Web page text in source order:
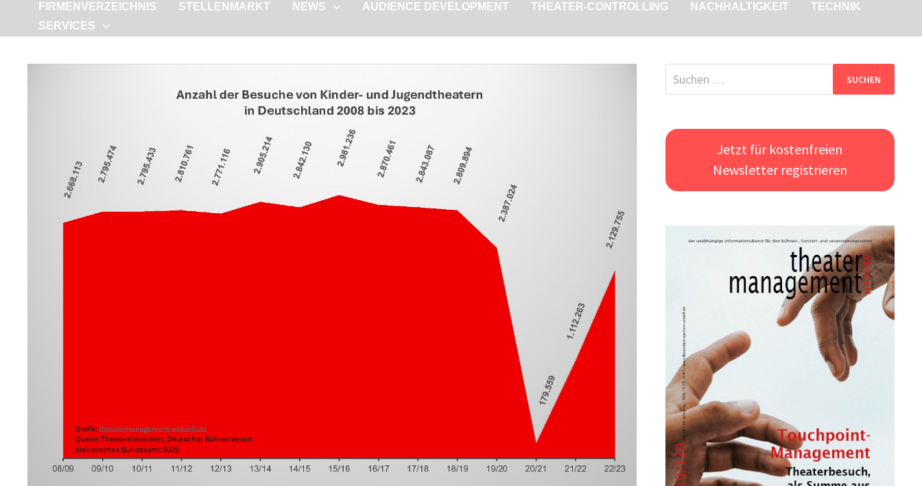
FIRMENVERZEICHNIS STELLENMARKT NEWS AUDIENCE DEVELOPMENT THEATER-CONTROLLING NACHHALTIGKEIT
TECHNIK
SERVICES
Suchen
nach:
Jetzt für kostenfreien
Newsletter registrieren